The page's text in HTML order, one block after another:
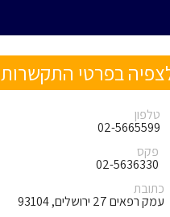
בפרטי התקשרות
טלפון
02-5665599
פקס
02-5636330
כתובת
עמק רפאים 27 ירושלים, 93104